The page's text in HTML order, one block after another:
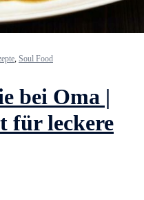
, Soul Food
bei Oma |
für leckere